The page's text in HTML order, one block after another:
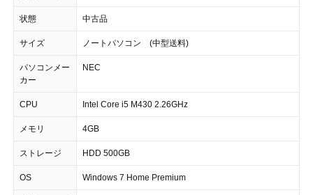
状態 中古品
サイズ ノートパソコン (中型送料)
パソコンメー
カー
NEC
CPU Intel Core i5 M430 2.26GHz
メモリ 4GB
ストレージ HDD 500GB
OS Windows 7 Home Premium